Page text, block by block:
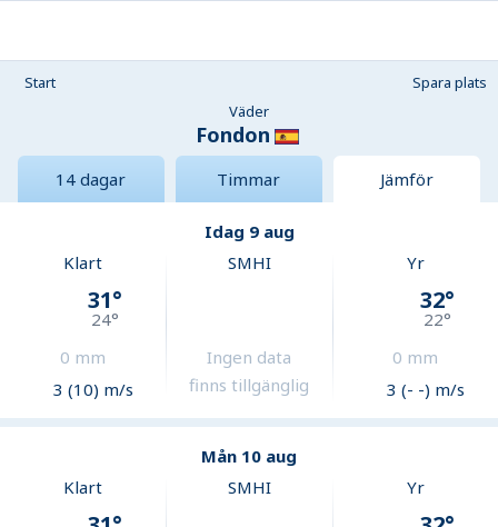
Start
Spara plats
Väder
Fondon
14 dagar Timmar Jämför
Idag 9 aug
Klart
31°
24°
0 mm
3 (10) m/s
SMHI
Ingen data
finns tillgänglig
Yr
32°
22°
0 mm
3 (- -) m/s
Mån 10 aug
Klart
SMHI Yr